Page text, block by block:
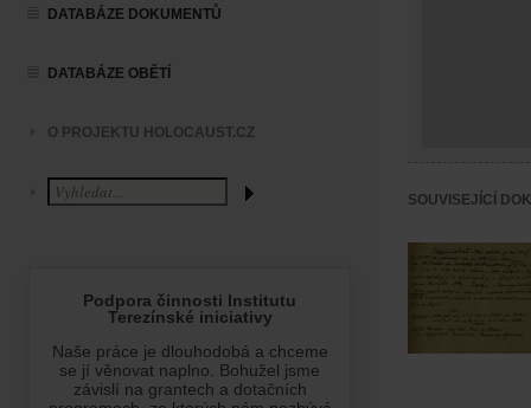
DATABÁZE DOKUMENTŮ
DATABÁZE OBĚTÍ
O PROJEKTU HOLOCAUST.CZ
SOUVISEJÍCÍ